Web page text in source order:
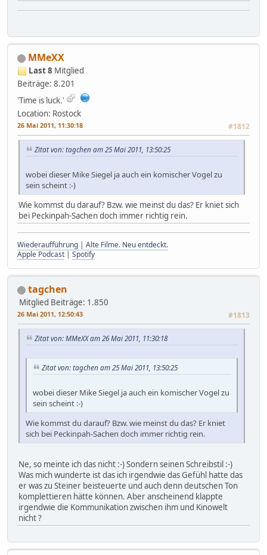
MMeXX
Last 8 Mitglied
Beiträge: 8.201
'Time is luck.'
Location: Rostock
26 Mai 2011, 11:30:18 #1812
Zitat von: tagchen am 25 Mai 2011, 13:50:25
wobei dieser Mike Siegel ja auch ein komischer Vogel zu
sein scheint :-)
Wie kommst du darauf? Bzw. wie meinst du das? Er kniet sich
bei Peckinpah-Sachen doch immer richtig rein.
Wiederaufführung | Alte Filme. Neu entdeckt.
Apple Podcast | Spotify
tagchen
Mitglied Beiträge: 1.850
26 Mai 2011, 12:50:43 #1813
Zitat von: MMeXX am 26 Mai 2011, 11:30:18
Zitat von: tagchen am 25 Mai 2011, 13:50:25
wobei dieser Mike Siegel ja auch ein komischer Vogel zu
sein scheint :-)
Wie kommst du darauf? Bzw. wie meinst du das? Er kniet
sich bei Peckinpah-Sachen doch immer richtig rein.
Ne, so meinte ich das nicht :-) Sondern seinen Schreibstil :-)
Was mich wunderte ist das ich irgendwie das Gefühl hatte das
er was zu Steiner beisteuerte und auch denn deutschen Ton
komplettieren hätte können. Aber anscheinend klappte
irgendwie die Kommunikation zwischen ihm und Kinowelt
nicht ?